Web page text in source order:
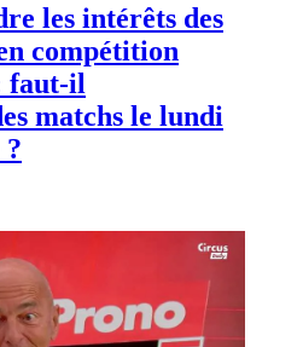
les intérêts des
compétition
faut-il
matchs le lundi
?